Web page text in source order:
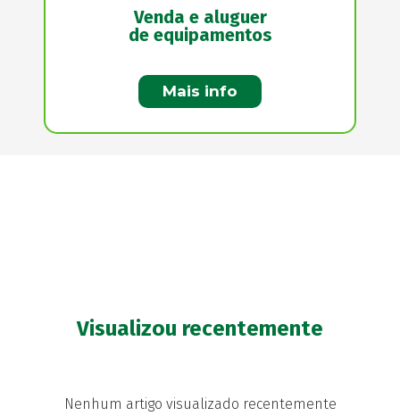
Venda e aluguer
de equipamentos
Mais info
Visualizou recentemente
Nenhum artigo visualizado recentemente